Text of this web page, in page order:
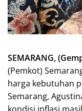
SEMARANG,
(Pemkot)
harga kebutuhan
Semarang,